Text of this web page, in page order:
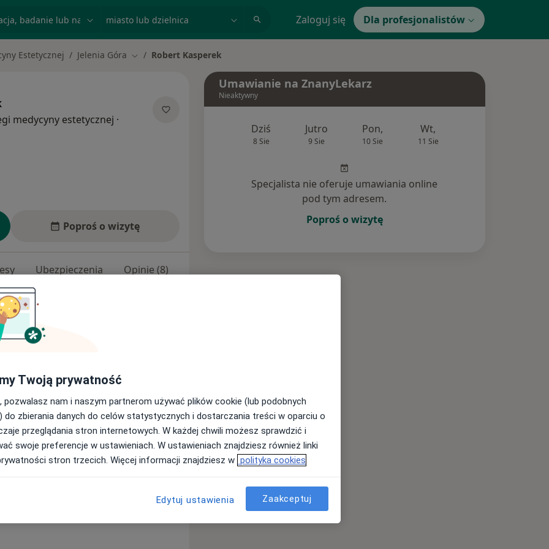
Zaloguj się Dla profesjonalistów
Estetycznej Jelenia Góra Zmień miasto
Robert Kasperek
medycyny estetycznej ·
Poproś o wizytę
Ubezpieczenia Opinie (8)
Estetycznej. W 1997 roku
im. Karola
jako lekarz internista. Od 2004
roku ukończyłem Podyplomową
14 lat prowadzę własny gabinet
metody regeneracyjne. Od 3
W wolnych chwilach
a11y_sr_more_diseases
Umawianie na ZnanyLekarz
Nieaktywny
Dziś
8 Sie
Jutro
9 Sie
Pon,
10 Sie
Wt,
11 Sie
Specjalista nie oferuje umawiania online
pod tym adresem.
Poproś o wizytę
Twoją prywatność
pozwalasz nam i naszym partnerom używać plików cookie (lub podobnych
do zbierania danych do celów statystycznych i dostarczania treści w oparciu o
przeglądania stron internetowych. W każdej chwili możesz sprawdzić i
swoje preferencje w ustawieniach. W ustawieniach znajdziesz również linki
stron trzecich. Więcej informacji znajdziesz w polityka cookies
Edytuj ustawienia Zaakceptuj